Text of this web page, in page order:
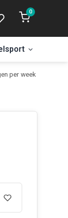
0
per week open.